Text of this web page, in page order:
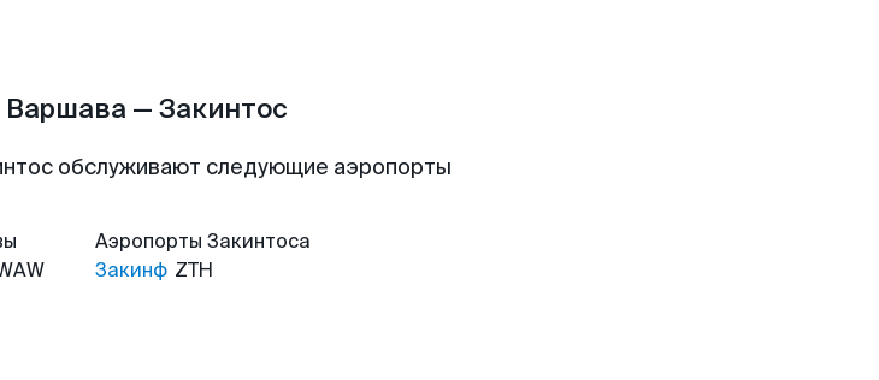
— Закинтос
обслуживают следующие аэропорты
Аэропорты Закинтоса
Закинф ZTH